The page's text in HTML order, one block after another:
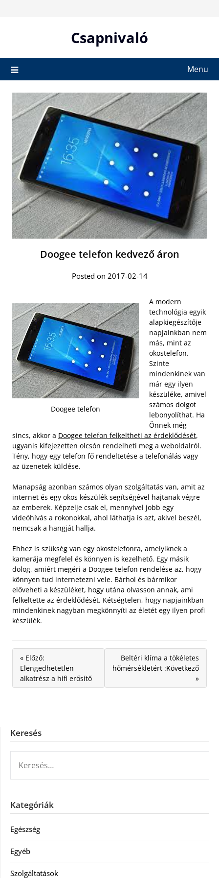
Csapnivaló
Menu
Doogee telefon kedvező áron
Posted on 2017-02-14
Doogee telefon
A modern
technológia egyik
alapkiegészítője
napjainkban nem
más, mint az
okostelefon.
Szinte
mindenkinek van
már egy ilyen
készüléke, amivel
számos dolgot
lebonyolíthat. Ha
Önnek még
sincs, akkor a Doogee telefon felkeltheti az érdeklődését,
ugyanis kifejezetten olcsón rendelheti meg a weboldalról.
Tény, hogy egy telefon fő rendeltetése a telefonálás vagy
az üzenetek küldése.
Manapság azonban számos olyan szolgáltatás van, amit az
internet és egy okos készülék segítségével hajtanak végre
az emberek. Képzelje csak el, mennyivel jobb egy
videóhívás a rokonokkal, ahol láthatja is azt, akivel beszél,
nemcsak a hangját hallja.
Ehhez is szükség van egy okostelefonra, amelyiknek a
kamerája megfelel és könnyen is kezelhető. Egy másik
dolog, amiért megéri a Doogee telefon rendelése az, hogy
könnyen tud internetezni vele. Bárhol és bármikor
előveheti a készüléket, hogy utána olvasson annak, ami
felkeltette az érdeklődését. Kétségtelen, hogy napjainkban
mindenkinek nagyban megkönnyíti az életét egy ilyen profi
készülék.
« Előző:
Elengedhetetlen
alkatrész a hifi erősítő
Beltéri klíma a tökéletes
hőmérsékletért :Következő
»
Keresés
Kategóriák
Egészség
Egyéb
Szolgáltatások